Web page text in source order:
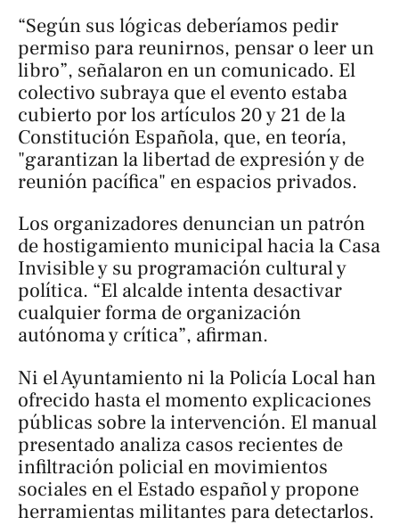
“Según sus lógicas deberíamos pedir
permiso para reunirnos, pensar o leer un
libro”, señalaron en un comunicado. El
colectivo subraya que el evento estaba
cubierto por los artículos 20 y 21 de la
Constitución Española, que, en teoría,
"garantizan la libertad de expresión y de
reunión pacífica" en espacios privados.
Los organizadores denuncian un patrón
de hostigamiento municipal hacia la Casa
Invisible y su programación cultural y
política. “El alcalde intenta desactivar
cualquier forma de organización
autónoma y crítica”, afirman.
Ni el Ayuntamiento ni la Policía Local han
ofrecido hasta el momento explicaciones
públicas sobre la intervención. El manual
presentado analiza casos recientes de
infiltración policial en movimientos
sociales en el Estado español y propone
herramientas militantes para detectarlos.